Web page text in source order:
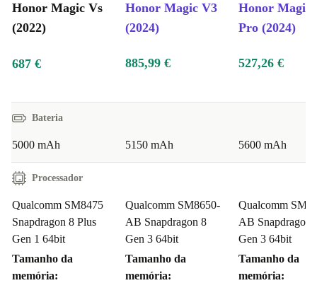
Honor Magic Vs
(2022)
Honor Magic V3
(2024)
Honor Magic
Pro (2024)
687 € 885,99 € 527,26 €
Bateria
5000 mAh 5150 mAh 5600 mAh
Processador
Qualcomm SM8475
Snapdragon 8 Plus
Gen 1 64bit
Tamanho da
memória:
Qualcomm SM8650-
AB Snapdragon 8
Gen 3 64bit
Tamanho da
memória:
Qualcomm
AB Snapdragon
Gen 3 64bit
Tamanho da
memória: